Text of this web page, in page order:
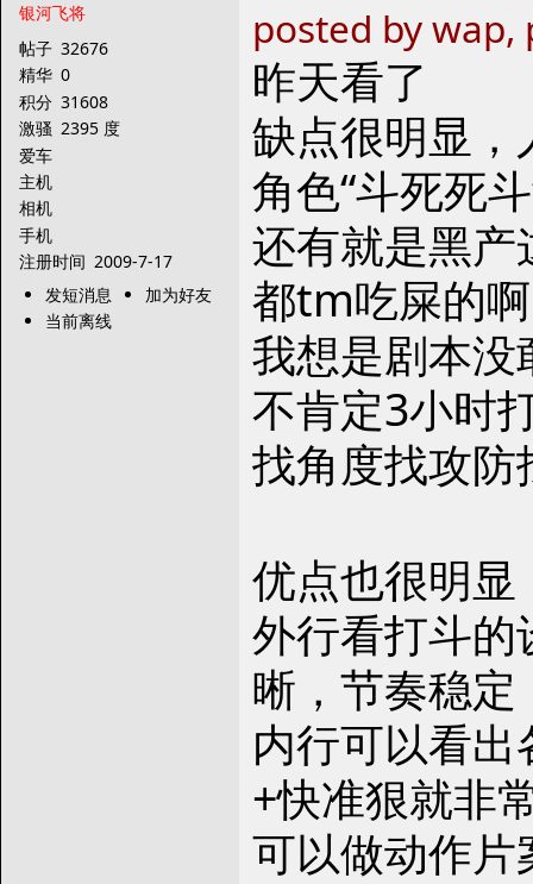
银河飞将
帖子 32676
精华 0
积分 31608
激骚 2395 度
爱车
主机
相机
手机
注册时间 2009-7-17
发短消息
加为好友
当前离线
posted by
昨天看了
缺点很明显
角色“斗死死
还有就是黑
都tm吃屎的
我想是剧本
不肯定3小时
找角度找攻防
优点也很明
外行看打斗
晰，节奏稳定
内行可以看
+快准狠就非
可以做动作片